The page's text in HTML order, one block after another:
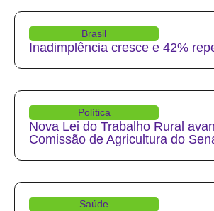
Brasil
Inadimplência cresce e 42%
Política
Nova Lei do Trabalho Rural
Comissão de Agricultura do
Saúde